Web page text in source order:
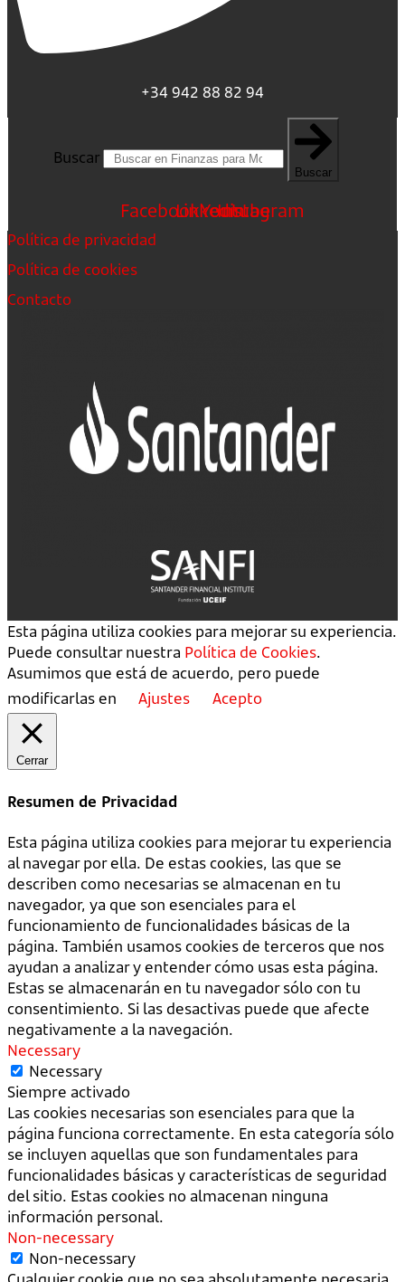
+34 942 88 82 94
Buscar
Buscar
FacebookLinkedin
Youtube
Instagram
Política de privacidad
Política de cookies
Contacto
Esta página utiliza cookies para mejorar su experiencia.
Puede consultar nuestra Política de Cookies.
Asumimos que está de acuerdo, pero puede
modificarlas en
Ajustes Acepto
Cerrar
Resumen de Privacidad
Esta página utiliza cookies para mejorar tu experiencia
al navegar por ella. De estas cookies, las que se
describen como necesarias se almacenan en tu
navegador, ya que son esenciales para el
funcionamiento de funcionalidades básicas de la
página. También usamos cookies de terceros que nos
ayudan a analizar y entender cómo usas esta página.
Estas se almacenarán en tu navegador sólo con tu
consentimiento. Si las desactivas puede que afecte
negativamente a la navegación.
Necessary
Necessary
Siempre activado
Las cookies necesarias son esenciales para que la
página funciona correctamente. En esta categoría sólo
se incluyen aquellas que son fundamentales para
funcionalidades básicas y características de seguridad
del sitio. Estas cookies no almacenan ninguna
información personal.
Non-necessary
Non-necessary